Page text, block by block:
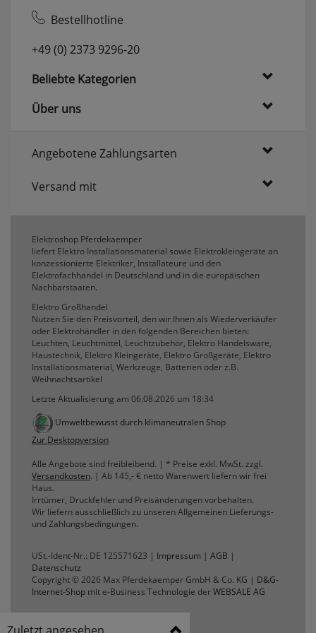
ausgeben zu können.
Google Maps
Bestellhotline
+49 (0) 2373 9296-20
Beliebte Kategorien
Über uns
Angebotene Zahlungsarten
Versand mit
Elektroshop Pferdekaemper
liefert Elektro Installationsmaterial sowie Elektrokleingeräte an
konzessionierte Elektriker, Installateure und den
Elektrofachhandel in Deutschland und in die europäischen
Nachbarstaaten.
Elektro Großhandel
Nutzen Sie den Preisvorteil, den wir Ihnen als Wiederverkäufer
oder Elektrohändler in den folgenden Bereichen bieten:
Leuchten, Leuchtmittel, Leuchtzubehör, Elektro Handelsware,
Haustechnik, Elektro Kleingeräte, Elektro Großgeräte, Elektro
Installationsmaterial, Werkzeuge, Batterien oder z.B.
Weihnachtsartikel
Letzte Aktualisierung am 06.08.2026 um 18:34
Umweltbewusst durch klimaneutralen Shop
Zur Desktopversion
Alle Angebote sind freibleibend. | * Preise exkl. MwSt. zzgl.
Versandkosten. | Ab 145,- € netto Warenwert liefern wir frei
Haus.
Irrtümer, Druckfehler und Preisänderungen vorbehalten.
Wir liefern ausschließlich zu unseren Allgemeinen Lieferungs-
und Zahlungsbedingungen.
USt.-Ident-Nr.: DE 125571623 | Impressum | AGB |
Datenschutz
Copyright © 2026 Max Pferdekaemper GmbH & Co. KG | D&G-
Internet-Shop mit e-Business Technologie derWEBSALE AG